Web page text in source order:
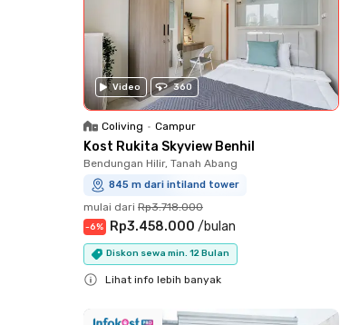
Video 360
Coliving • Campur
Kost Rukita Skyview Benhil
Bendungan Hilir, Tanah Abang
845 m dari intiland tower
mulai dari Rp3.718.000
-6% Rp3.458.000 /bulan
Diskon sewa min. 12 Bulan
Lihat info lebih banyak